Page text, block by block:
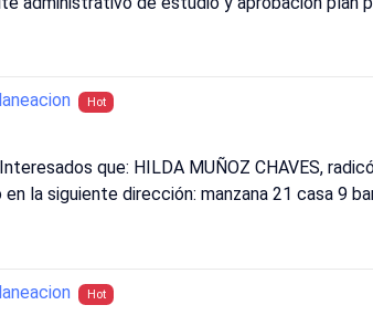
Hot
que: HILDA MUÑOZ CHAVES,
la siguiente dirección: manzana 21 casa 9
Hot